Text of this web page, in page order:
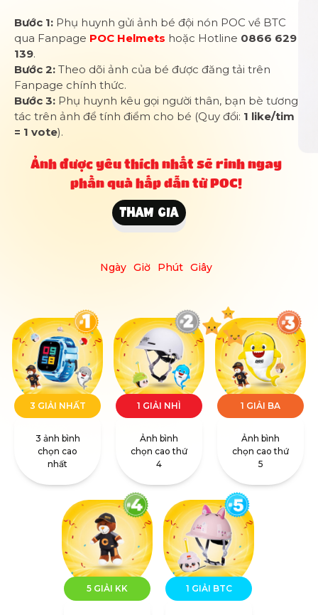
Bước 1: Phụ huynh gửi ảnh bé đội nón POC về BTC
qua Fanpage POC Helmets hoặc Hotline 0866 629
139.
Bước 2: Theo dõi ảnh của bé được đăng tải trên
Fanpage chính thức.
Bước 3: Phụ huynh kêu gọi người thân, bạn bè tương
tác trên ảnh để tính điểm cho bé (Quy đổi: 1 like/tim
= 1 vote).
Ảnh được yêu thích nhất sẽ rinh ngay
phần quà hấp dẫn từ POC!
THAM GIA
Ngày Giờ Phút Giây
3 GIẢI NHẤT
3 ảnh bình
chọn cao
nhất
1 GIẢI NHÌ
Ảnh bình
chọn cao thứ
4
1 GIẢI BA
Ảnh bình
chọn cao thứ
5
5 GIẢI KK 1 GIẢI BTC